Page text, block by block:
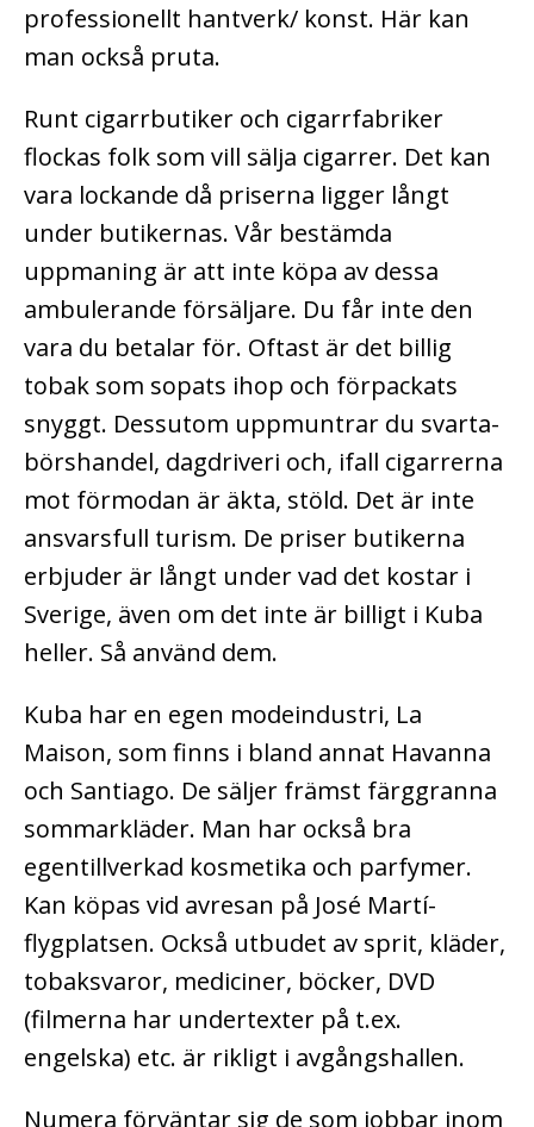
professionellt hantverk/ konst. Här kan
man också pruta.
Runt cigarrbutiker och cigarrfabriker
flockas folk som vill sälja cigarrer. Det kan
vara lockande då priserna ligger långt
under butikernas. Vår bestämda
uppmaning är att inte köpa av dessa
ambulerande försäljare. Du får inte den
vara du betalar för. Oftast är det billig
tobak som sopats ihop och förpackats
snyggt. Dessutom uppmuntrar du svarta-
börshandel, dagdriveri och, ifall cigarrerna
mot förmodan är äkta, stöld. Det är inte
ansvarsfull turism. De priser butikerna
erbjuder är långt under vad det kostar i
Sverige, även om det inte är billigt i Kuba
heller. Så använd dem.
Kuba har en egen modeindustri, La
Maison, som finns i bland annat Havanna
och Santiago. De säljer främst färggranna
sommarkläder. Man har också bra
egentillverkad kosmetika och parfymer.
Kan köpas vid avresan på José Martí-
flygplatsen. Också utbudet av sprit, kläder,
tobaksvaror, mediciner, böcker, DVD
(filmerna har undertexter på t.ex.
engelska) etc. är rikligt i avgångshallen.
Numera förväntar sig de som jobbar inom